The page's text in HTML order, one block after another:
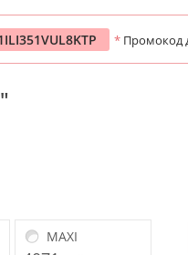
* Промокод
MAXI